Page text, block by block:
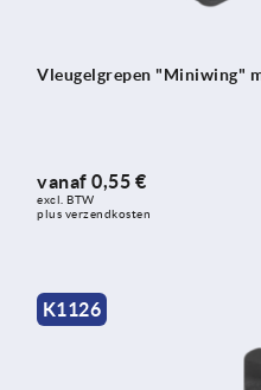
Vleugelgrepen "Miniwing"
vanaf 0,55 €
excl. BTW
plus verzendkosten
K1126